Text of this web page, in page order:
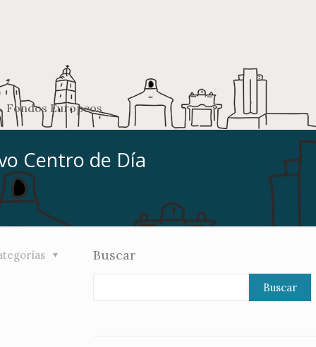
Fondos Europeos
Centro de Día
Buscar
Buscar